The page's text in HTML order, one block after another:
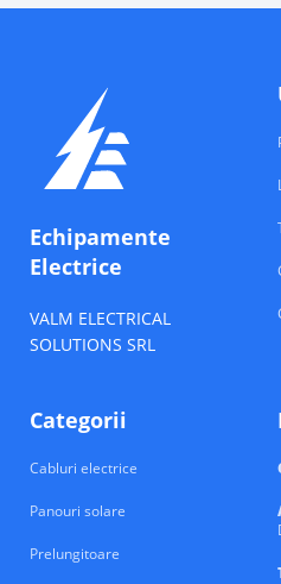
Echipamente
Electrice
VALM ELECTRICAL
SOLUTIONS SRL
Categorii
Cabluri electrice
Panouri solare
Prelungitoare